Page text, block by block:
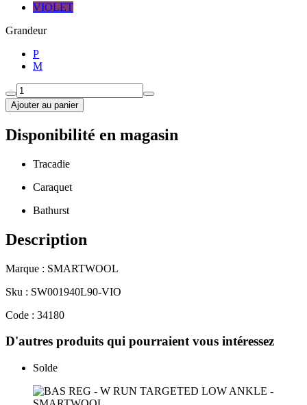
VIOLET
Grandeur
P
M
Ajouter au panier
Disponibilité en magasin
Tracadie
Caraquet
Bathurst
Description
Marque : SMARTWOOL
Sku : SW001940L90-VIO
Code : 34180
D'autres produits qui pourraient vous intéressez
Solde